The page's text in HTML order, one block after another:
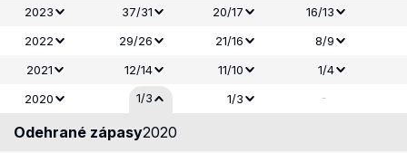
2023
37/31 20/17
16/13
2022
29/26 21/16
8/9
2021
12/14 11/10
1/4
2020
1/3 1/3 -
Odehrané zápasy2020